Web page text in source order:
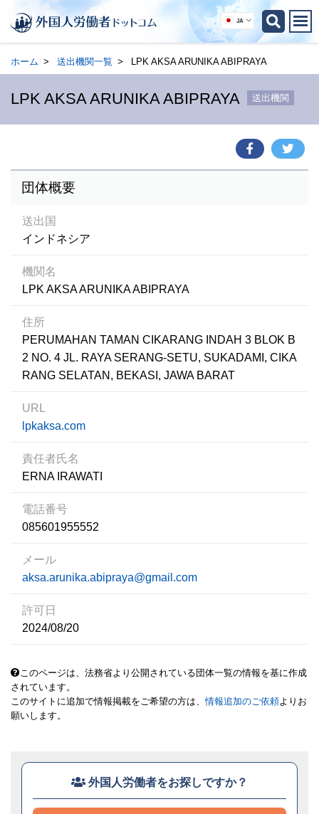
JA
ホーム 送出機関一覧 LPK AKSA ARUNIKA ABIPRAYA
LPK AKSA ARUNIKA ABIPRAYA 送出機関
団体概要
送出国
インドネシア
機関名
LPK AKSA ARUNIKA ABIPRAYA
住所
PERUMAHAN TAMAN CIKARANG INDAH 3 BLOK B
2 NO. 4 JL. RAYA SERANG-SETU, SUKADAMI, CIKA
RANG SELATAN, BEKASI, JAWA BARAT
URL
lpkaksa.com
責任者氏名
ERNA IRAWATI
電話番号
085601955552
メール
aksa.arunika.abipraya@gmail.com
許可日
2024/08/20
このページは、法務省より公開されている団体一覧の情報を基に作成
されています。
このサイトに追加で情報掲載をご希望の方は、情報追加のご依頼よりお
願いします。
外国人労働者をお探しですか？